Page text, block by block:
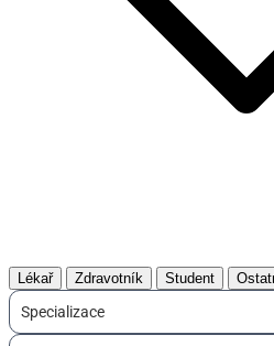
Lékař Zdravotník Student
Specializace